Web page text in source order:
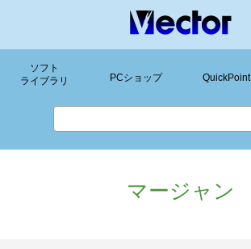
ソフト
ライブラリ
PCショップ QuickPoint
マージャン